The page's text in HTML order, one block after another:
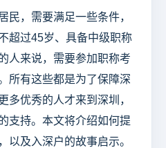
民，需要满足一些条件，
超过45岁、具备中级职称
人来说，需要参加职称考
所有这些都是为了保障深
多优秀的人才来到深圳，
支持。本文将介绍如何提
以及入深户的故事启示。